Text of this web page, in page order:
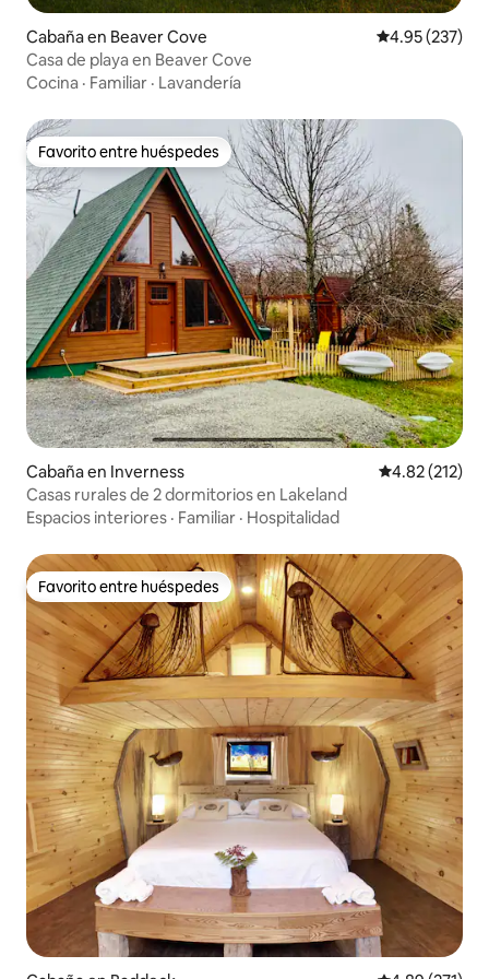
Cabaña en Beaver Cove Calificación
4.95 (237)
Casa de playa en Beaver Cove
Cocina · Familiar · Lavandería
Favorito entre huéspedes
Favorito entre huéspedes
Cabaña en Inverness Calificación
4.82 (212)
Casas rurales de 2 dormitorios en Lakeland
Espacios interiores · Familiar · Hospitalidad
Favorito entre huéspedes
Favorito entre huéspedes